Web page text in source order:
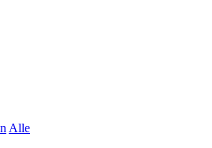
Alle